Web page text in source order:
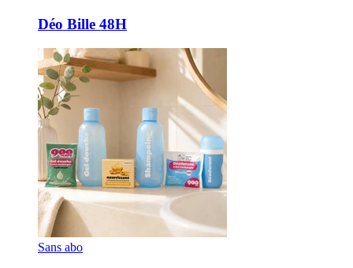
Déo Bille 48H
Sans abo